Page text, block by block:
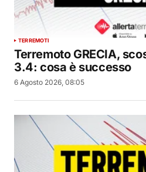
TERREMOTI
Terremoto GRECIA,
3.4: cosa è successo
6 Agosto 2026, 08:05